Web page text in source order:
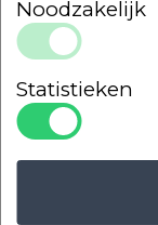
Noodzakelijk
Statistieken